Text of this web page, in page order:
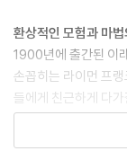
환상적인 모험과 마
1900년에 출간된 이
손꼽히는 라이먼 프랭
들에게 친근하게 다
니다.
환상의 나라 오즈에